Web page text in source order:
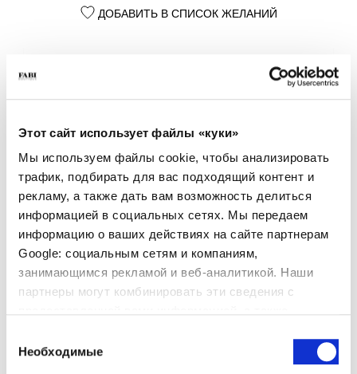
Этот сайт использует файлы «куки»
Мы используем файлы cookie, чтобы анализировать
трафик, подбирать для вас подходящий контент и
рекламу, а также дать вам возможность делиться
информацией в социальных сетях. Мы передаем
информацию о ваших действиях на сайте партнерам
Google: социальным сетям и компаниям,
занимающимся рекламой и веб-аналитикой. Наши
партнеры могут комбинировать эти сведения с
вами их сервисов.
согласия
Необходимые
ДОБАВИТЬ В СПИСОК ЖЕЛАНИЙ
- Материал: Телячья кожа
- Подошва: Резина с протектором Vibram®
- Made in Italy
ПОЧЕМУ ОН ОСОБЕННЫЙ?
ПРЕМИАЛЬНЫЕ СДЕЛАНО В ИТАЛИИ ЛЕГКИЕ И УДОБНЫЕ